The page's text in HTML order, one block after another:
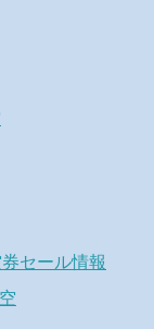
セール情報